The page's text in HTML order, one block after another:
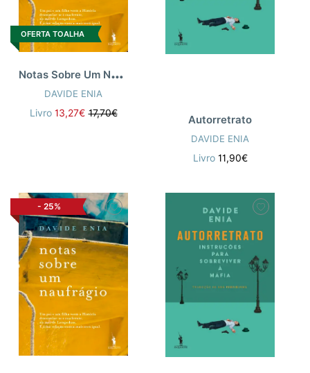
OFERTA TOALHA
N
otas Sobre Um Naufrágio
DAVIDE ENIA
Livro 13,27€ 17,70€
Autorretrato
DAVIDE ENIA
Livro 11,90€
- 25%